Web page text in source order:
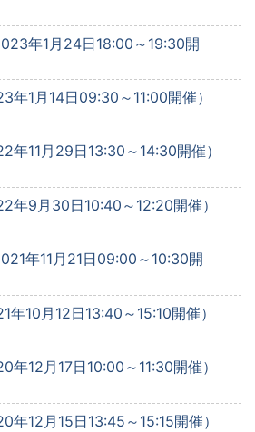
年1月24日18:00～19:30開
年1月14日09:30～11:00開催）
年11月29日13:30～14:30開催）
年9月30日10:40～12:20開催）
年11月21日09:00～10:30開
年10月12日13:40～15:10開催）
年12月17日10:00～11:30開催）
年12月15日13:45～15:15開催）